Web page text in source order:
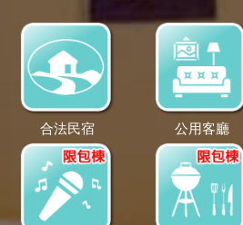
合法民宿 公用客廳